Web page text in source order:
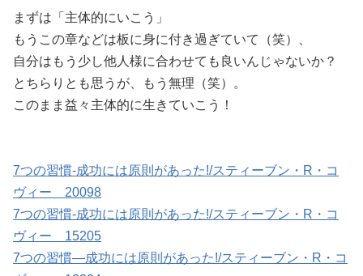
まずは「主体的にいこう」
もうこの章などは板に身に付き過ぎていて（笑）、
自分はもう少し他人様に合わせても良いんじゃないか？
とちらりとも思うが、もう無理（笑）。
このまま益々主体的に生きていこう！
7つの習慣-成功には原則があった!/スティーブン・R・コ
ヴィー 20098
7つの習慣-成功には原則があった!/スティーブン・R・コ
ヴィー 15205
7つの習慣―成功には原則があった!/スティーブン・R・コ